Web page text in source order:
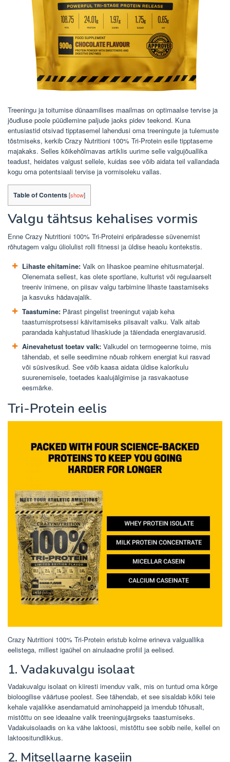
Treeningu ja toitumise dünaamilises maailmas on optimaalse tervise ja
jõudluse poole püüdlemine paljude jaoks pidev teekond. Kuna
entusiastid otsivad tipptasemel lahendusi oma treeningute ja tulemuste
tõstmiseks, kerkib Crazy Nutritioni 100% Tri-Protein esile tipptaseme
majakaks. Selles kõikehõlmavas artiklis uurime selle valgujõuallika
teadust, heidates valgust sellele, kuidas see võib aidata teil vallandada
kogu oma potentsiaali tervise ja vormisoleku vallas.
Table of Contents[show]
Valgu tähtsus kehalises vormis
Enne Crazy Nutritioni 100% Tri-Proteini eripäradesse süvenemist
rõhutagem valgu üliolulist rolli fitnessi ja üldise heaolu kontekstis.
Lihaste ehitamine: Valk on lihaskoe peamine ehitusmaterjal.
Olenemata sellest, kas olete sportlane, kulturist või regulaarselt
treeniv inimene, on piisav valgu tarbimine lihaste taastamiseks
ja kasvuks hädavajalik.
Taastumine: Pärast pingelist treeningut vajab keha
taastumisprotsessi käivitamiseks piisavalt valku. Valk aitab
parandada kahjustatud lihaskiude ja täiendada energiavarusid.
Ainevahetust toetav valk: Valkudel on termogeenne toime, mis
tähendab, et selle seedimine nõuab rohkem energiat kui rasvad
või süsivesikud. See võib kaasa aidata üldise kalorikulu
suurenemisele, toetades kaalujälgimise ja rasvakaotuse
eesmärke.
Tri-Protein eelis
Crazy Nutritioni 100% Tri-Protein eristub kolme erineva valguallika
eelistega, millest igaühel on ainulaadne profiil ja eelised.
1. Vadakuvalgu isolaat
Vadakuvalgu isolaat on kiiresti imenduv valk, mis on tuntud oma kõrge
bioloogilise väärtuse poolest. See tähendab, et see sisaldab kõiki teie
kehale vajalikke asendamatuid aminohappeid ja imendub tõhusalt,
mistõttu on see ideaalne valik treeningujärgseks taastumiseks.
Vadakuisolaadis on ka vähe laktoosi, mistõttu see sobib neile, kellel on
laktoositundlikkus.
2. Mitsellaarne kaseiin